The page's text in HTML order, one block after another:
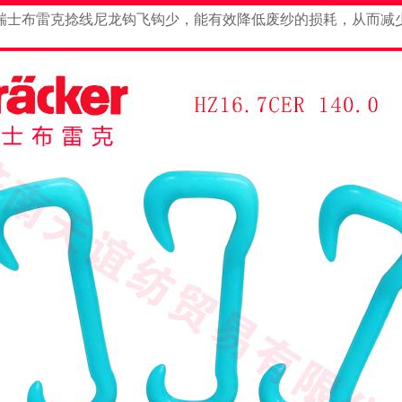
士布雷克捻线尼龙钩飞钩少，能有效降低废纱的损耗，从而减